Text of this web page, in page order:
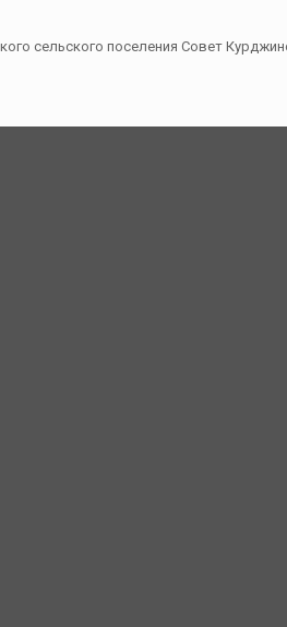
сельского поселения Совет